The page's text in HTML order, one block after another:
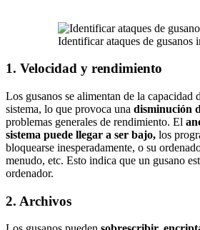
Identificar ataques de gusanos
1. Velocidad y rendimiento
Los gusanos se alimentan de la capacidad
sistema, lo que provoca una disminución
problemas generales de rendimiento. El
sistema puede llegar a ser bajo, los
bloquearse inesperadamente, o su
menudo, etc. Esto indica que un gusano
ordenador.
2. Archivos